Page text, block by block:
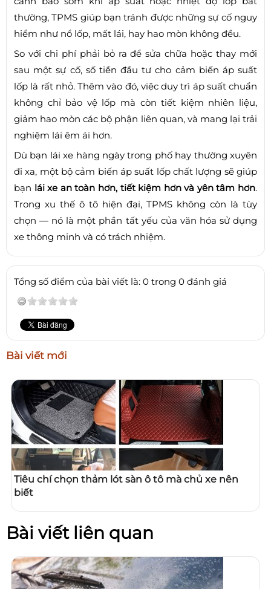
thường, TPMS giúp bạn tránh được những sự cố nguy
hiểm như nổ lốp, mất lái, hay hao mòn không đều.
So với chi phí phải bỏ ra để sửa chữa hoặc thay mới
sau một sự cố, số tiền đầu tư cho cảm biến áp suất
lốp là rất nhỏ. Thêm vào đó, việc duy trì áp suất chuẩn
không chỉ bảo vệ lốp mà còn tiết kiệm nhiên liệu,
giảm hao mòn các bộ phận liên quan, và mang lại trải
nghiệm lái êm ái hơn.
Dù bạn lái xe hàng ngày trong phố hay thường xuyên
đi xa, một bộ cảm biến áp suất lốp chất lượng sẽ giúp
bạn lái xe an toàn hơn, tiết kiệm hơn và yên tâm hơn.
Trong xu thế ô tô hiện đại, TPMS không còn là tùy
chọn — nó là một phần tất yếu của văn hóa sử dụng
xe thông minh và có trách nhiệm.
Tổng số điểm của bài viết là: 0 trong 0 đánh giá
Bài viết mới
Tiêu chí chọn thảm lót sàn ô tô mà chủ xe nên
biết
Bài viết liên quan